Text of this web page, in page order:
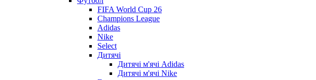
FIFA World Cup 26
Champions League
Adidas
Nike
Select
Дитячі
Дитячі м'ячі Adidas
Дитячі м'ячі Nike